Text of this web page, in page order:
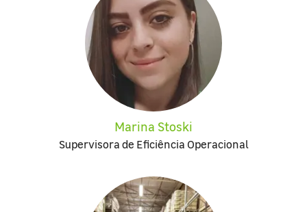
Marina Stoski
Supervisora de Eficiência Operacional